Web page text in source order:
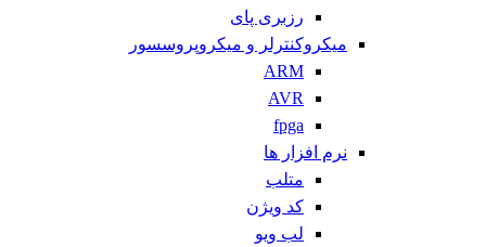
رزبری پای
میکروکنترلر و میکروپروسسور
ARM
AVR
fpga
نرم افزار ها
متلب
کد ویژن
لب ویو